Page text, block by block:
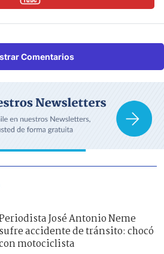
Comentarios
José Antonio Neme
sufre accidente de tránsito: chocó
motociclista